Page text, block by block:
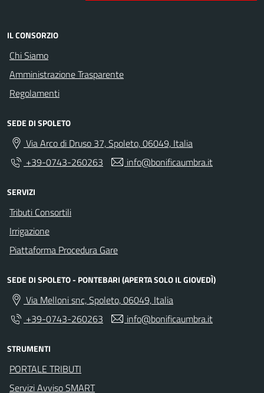
IL CONSORZIO
Chi Siamo
Amministrazione Trasparente
Regolamenti
SEDE DI SPOLETO
Via Arco di Druso 37, Spoleto, 06049, Italia
+39-0743-260263
info@bonificaumbra.it
SERVIZI
Tributi Consortili
Irrigazione
Piattaforma Procedura Gare
SEDE DI SPOLETO - PONTEBARI (APERTA SOLO IL GIOVEDÌ)
Via Melloni snc, Spoleto, 06049, Italia
+39-0743-260263
info@bonificaumbra.it
STRUMENTI
PORTALE TRIBUTI
Servizi Avviso SMART